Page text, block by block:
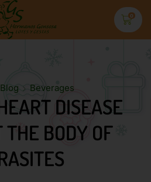
0
Blog Beverages
DISEASE
BODY OF